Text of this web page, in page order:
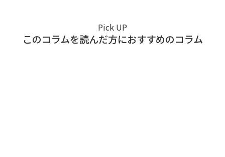
Pick UP
このコラムを読んだ方におすすめのコラム